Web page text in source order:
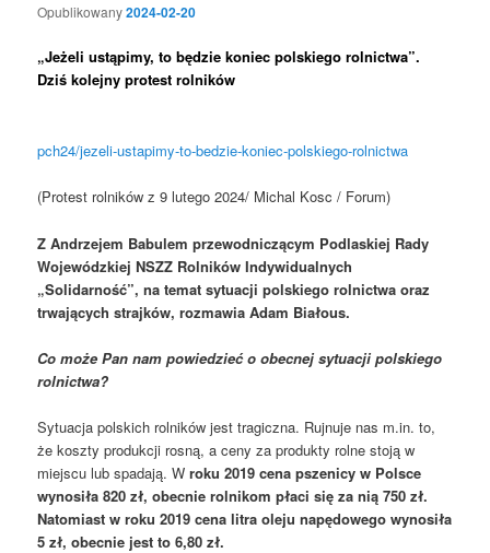
Opublikowany2024-02-20
„Jeżeli ustąpimy, to będzie koniec polskiego rolnictwa”.
Dziś kolejny protest rolników
pch24/jezeli-ustapimy-to-bedzie-koniec-polskiego-rolnictwa
(Protest rolników z 9 lutego 2024/ Michal Kosc / Forum)
Z Andrzejem Babulem przewodniczącym Podlaskiej Rady
Wojewódzkiej NSZZ Rolników Indywidualnych
„Solidarność”, na temat sytuacji polskiego rolnictwa oraz
trwających strajków, rozmawia Adam Białous.
Co może Pan nam powiedzieć o obecnej sytuacji polskiego
rolnictwa?
Sytuacja polskich rolników jest tragiczna. Rujnuje nas m.in. to,
że koszty produkcji rosną, a ceny za produkty rolne stoją w
miejscu lub spadają. W roku 2019 cena pszenicy w Polsce
wynosiła 820 zł, obecnie rolnikom płaci się za nią 750 zł.
Natomiast w roku 2019 cena litra oleju napędowego wynosiła
5 zł, obecnie jest to 6,80 zł.